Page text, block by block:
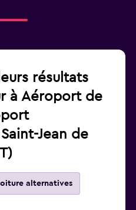
résultats
à Aéroport de
Jean de
alternatives